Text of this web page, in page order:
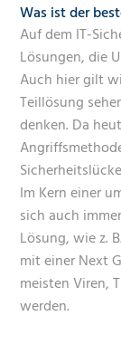
Was ist der
Auf dem IT-
Lösungen, die
Auch hier gilt
Teillösung
denken. Da
Im Kern einer
sich auch
Lösung, wie z.
mit einer Next
meisten Viren,
werden.